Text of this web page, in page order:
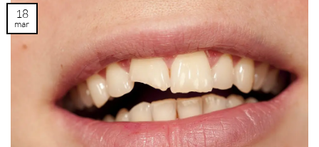
18
mar